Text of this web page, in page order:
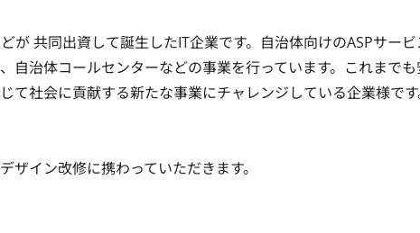
が 共同出資して誕生したIT企業です。自治体向けのASPサー
治体コールセンターなどの事業を行っています。これまでも
社会に貢献する新たな事業にチャレンジしている企業様です
イン改修に携わっていただきます。